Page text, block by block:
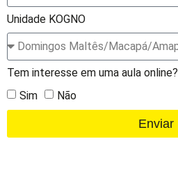
Unidade KOGNO
Tem interesse em uma aula online?
Sim
Não
Enviar